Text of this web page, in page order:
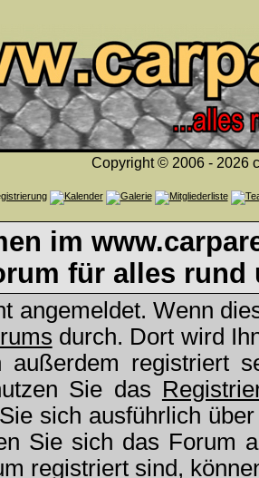
Copyright © 2006 - 2026
im
für alles rund
angemeldet. Wenn
durch. Dort wird
außerdem registriert
Sie das
Sie sich ausführlich
Sie sich das Forum
registriert sind,